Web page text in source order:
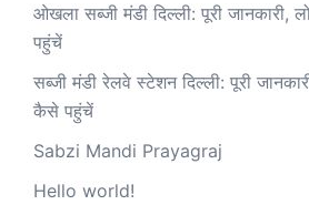
ओखला सब्जी मंडी दिल्ली: पूरी
पहुंचें
सब्जी मंडी रेलवे स्टेशन दिल्ली: पूरी
कैसे पहुंचें
Sabzi Mandi Prayagraj
Hello world!